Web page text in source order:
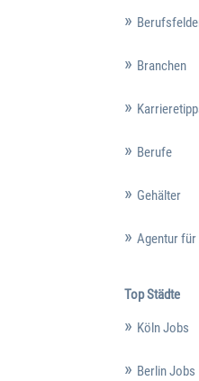
Branchen
Berufe
Gehälter
Agentur
Top Städte
Köln Jobs
Berlin Jobs